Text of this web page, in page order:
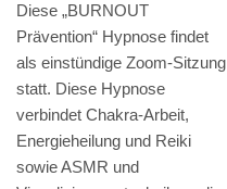
Diese „BURNOUT
Prävention“ Hypnose findet
als einstündige Zoom-Sitzung
statt. Diese Hypnose
verbindet Chakra-Arbeit,
Energieheilung und Reiki
sowie ASMR und